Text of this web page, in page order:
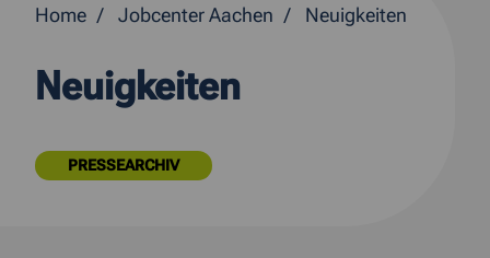
Home Jobcenter Aachen Neuigkeiten
Neuigkeiten
PRESSEARCHIV